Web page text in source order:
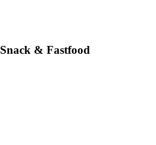
Snack & Fastfood